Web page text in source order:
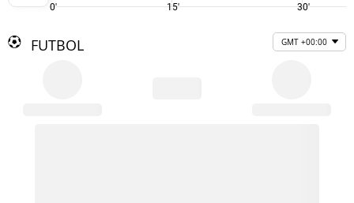
0' 15' 30'
FUTBOL GMT +00:00